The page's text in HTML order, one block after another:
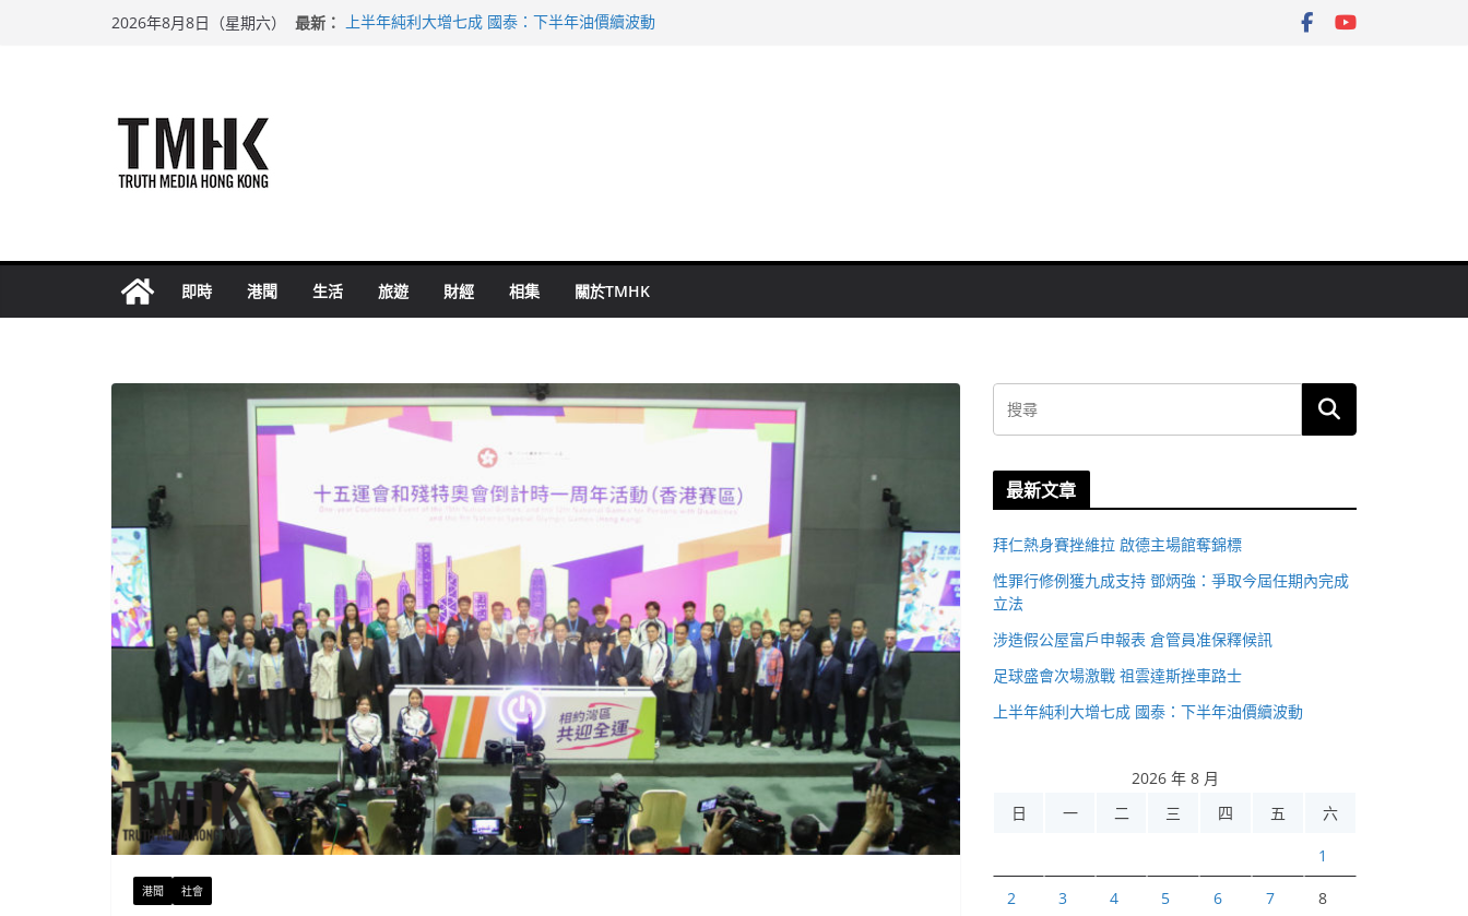
2026年8月8日（星期六） 最新：
上半年純利大增七成 國泰：下半年油價續波動
即時 港聞 生活 旅遊 財經 相集 關於TMHK
港聞 社會
最新文章
拜仁熱身賽挫維拉 啟德主場館奪錦標
性罪行修例獲九成支持 鄧炳強：爭取今屆任期內完成
立法
涉造假公屋富戶申報表 倉管員准保釋候訊
足球盛會次場激戰 祖雲達斯挫車路士
上半年純利大增七成 國泰：下半年油價續波動
2026 年 8 月
日
一 二 三 四 五 六
1
2 3 4 5 6 7 8